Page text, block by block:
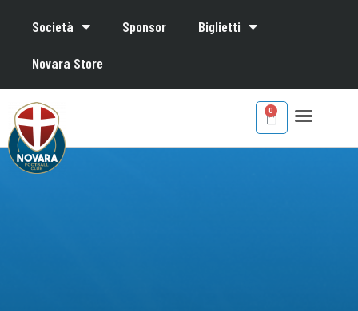
Società Sponsor Biglietti
Novara Store